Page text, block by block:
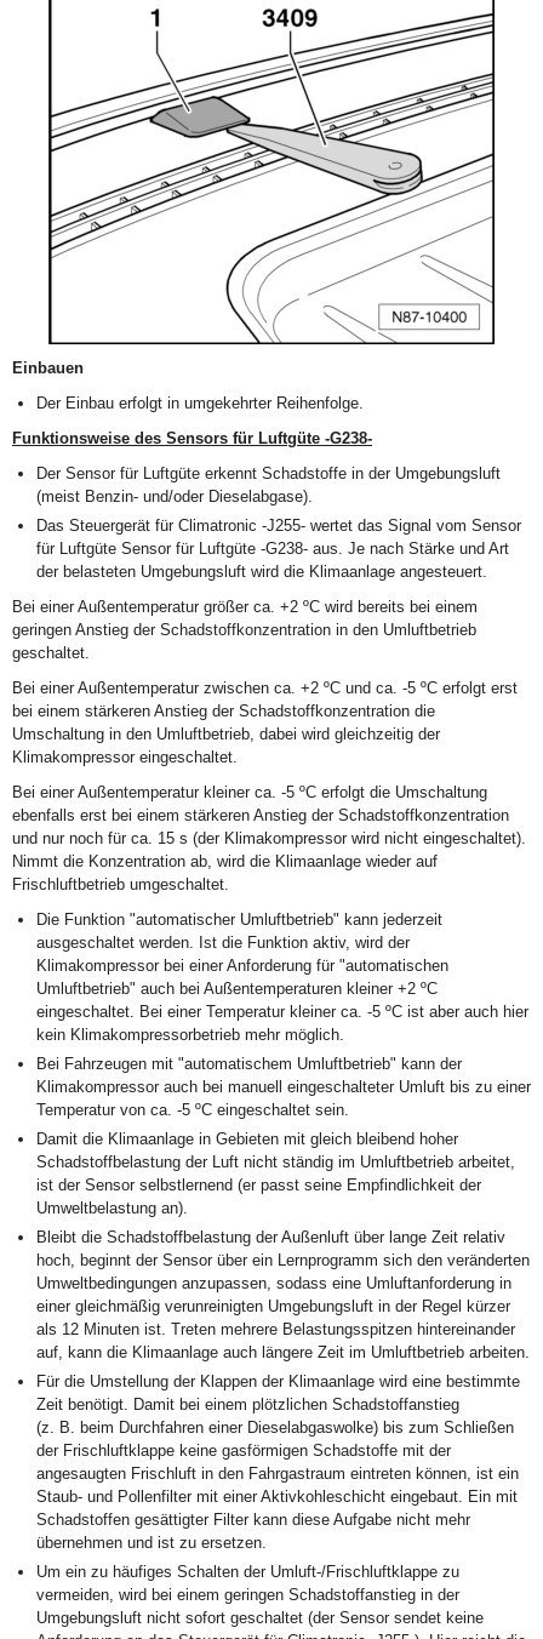
Einbauen
Der Einbau erfolgt in umgekehrter Reihenfolge.
Funktionsweise des Sensors für Luftgüte -G238-
Der Sensor für Luftgüte erkennt Schadstoffe in der Umgebungsluft
(meist Benzin- und/oder Dieselabgase).
Das Steuergerät für Climatronic -J255- wertet das Signal vom Sensor
für Luftgüte Sensor für Luftgüte -G238- aus. Je nach Stärke und Art
der belasteten Umgebungsluft wird die Klimaanlage angesteuert.
Bei einer Außentemperatur größer ca. +2 ºC wird bereits bei einem
geringen Anstieg der Schadstoffkonzentration in den Umluftbetrieb
geschaltet.
Bei einer Außentemperatur zwischen ca. +2 ºC und ca. -5 ºC erfolgt erst
bei einem stärkeren Anstieg der Schadstoffkonzentration die
Umschaltung in den Umluftbetrieb, dabei wird gleichzeitig der
Klimakompressor eingeschaltet.
Bei einer Außentemperatur kleiner ca. -5 ºC erfolgt die Umschaltung
ebenfalls erst bei einem stärkeren Anstieg der Schadstoffkonzentration
und nur noch für ca. 15 s (der Klimakompressor wird nicht eingeschaltet).
Nimmt die Konzentration ab, wird die Klimaanlage wieder auf
Frischluftbetrieb umgeschaltet.
Die Funktion "automatischer Umluftbetrieb" kann jederzeit
ausgeschaltet werden. Ist die Funktion aktiv, wird der
Klimakompressor bei einer Anforderung für "automatischen
Umluftbetrieb" auch bei Außentemperaturen kleiner +2 ºC
eingeschaltet. Bei einer Temperatur kleiner ca. -5 ºC ist aber auch hier
kein Klimakompressorbetrieb mehr möglich.
Bei Fahrzeugen mit "automatischem Umluftbetrieb" kann der
Klimakompressor auch bei manuell eingeschalteter Umluft bis zu einer
Temperatur von ca. -5 ºC eingeschaltet sein.
Damit die Klimaanlage in Gebieten mit gleich bleibend hoher
Schadstoffbelastung der Luft nicht ständig im Umluftbetrieb arbeitet,
ist der Sensor selbstlernend (er passt seine Empfindlichkeit der
Umweltbelastung an).
Bleibt die Schadstoffbelastung der Außenluft über lange Zeit relativ
hoch, beginnt der Sensor über ein Lernprogramm sich den veränderten
Umweltbedingungen anzupassen, sodass eine Umluftanforderung in
einer gleichmäßig verunreinigten Umgebungsluft in der Regel kürzer
als 12 Minuten ist. Treten mehrere Belastungsspitzen hintereinander
auf, kann die Klimaanlage auch längere Zeit im Umluftbetrieb arbeiten.
Für die Umstellung der Klappen der Klimaanlage wird eine bestimmte
Zeit benötigt. Damit bei einem plötzlichen Schadstoffanstieg
(z. B. beim Durchfahren einer Dieselabgaswolke) bis zum Schließen
der Frischluftklappe keine gasförmigen Schadstoffe mit der
angesaugten Frischluft in den Fahrgastraum eintreten können, ist ein
Staub- und Pollenfilter mit einer Aktivkohleschicht eingebaut. Ein mit
Schadstoffen gesättigter Filter kann diese Aufgabe nicht mehr
übernehmen und ist zu ersetzen.
Um ein zu häufiges Schalten der Umluft-/Frischluftklappe zu
vermeiden, wird bei einem geringen Schadstoffanstieg in der
Umgebungsluft nicht sofort geschaltet (der Sensor sendet keine